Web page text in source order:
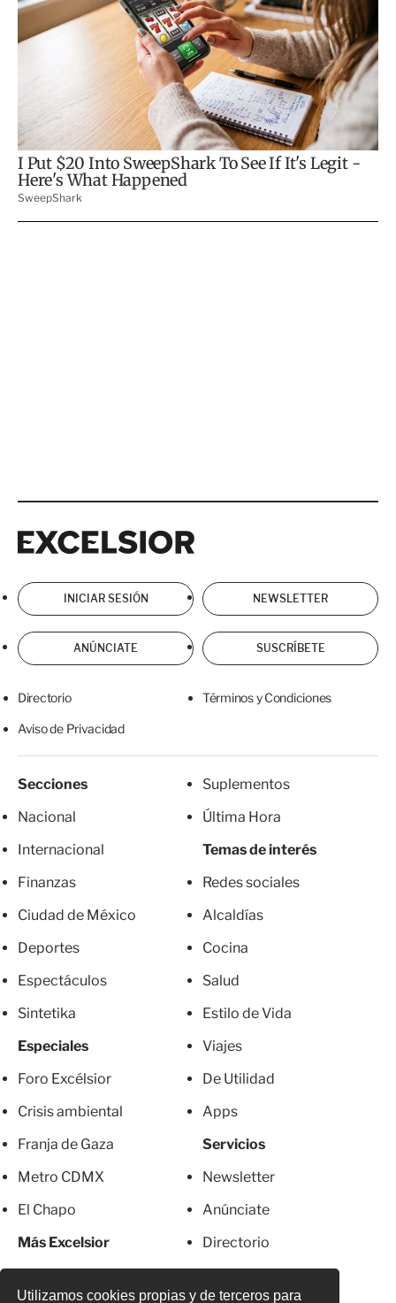
Utilizamos cookies propias y de terceros para
INICIAR SESIÓN NEWSLETTER
ANÚNCIATE SUSCRÍBETE
Directorio Términos y Condiciones
Aviso de Privacidad
Secciones
Nacional
Internacional
Finanzas
Ciudad de México
Deportes
Espectáculos
Sintetika
Especiales
Foro Excélsior
Crisis ambiental
Franja de Gaza
Metro CDMX
El Chapo
Más Excelsior
Suplementos
Última Hora
Temas de interés
Redes sociales
Alcaldías
Cocina
Salud
Estilo de Vida
Viajes
De Utilidad
Apps
Servicios
Newsletter
Anúnciate
Directorio